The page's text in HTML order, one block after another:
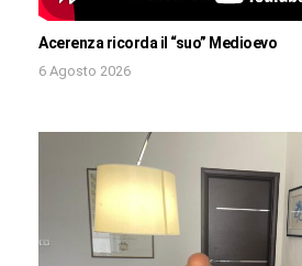
Acerenza ricorda il “suo” Medioevo
6 Agosto 2026